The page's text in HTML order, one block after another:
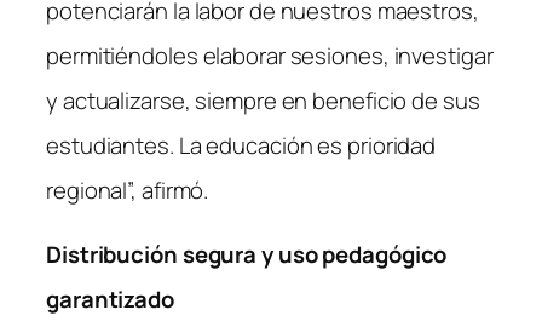
potenciarán la labor de nuestros maestros,
permitiéndoles elaborar sesiones, investigar
y actualizarse, siempre en beneficio de sus
estudiantes. La educación es prioridad
regional”, afirmó.
Distribución segura y uso pedagógico
garantizado